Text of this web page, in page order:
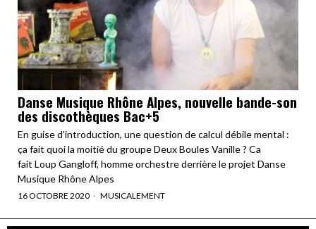
Danse Musique Rhône Alpes, nouvelle bande-son
des discothèques Bac+5
En guise d'introduction, une question de calcul débile mental :
ça fait quoi la moitié du groupe Deux Boules Vanille ? Ca
fait Loup Gangloff, homme orchestre derrière le projet Danse
Musique Rhône Alpes
16 OCTOBRE 2020 MUSICALEMENT